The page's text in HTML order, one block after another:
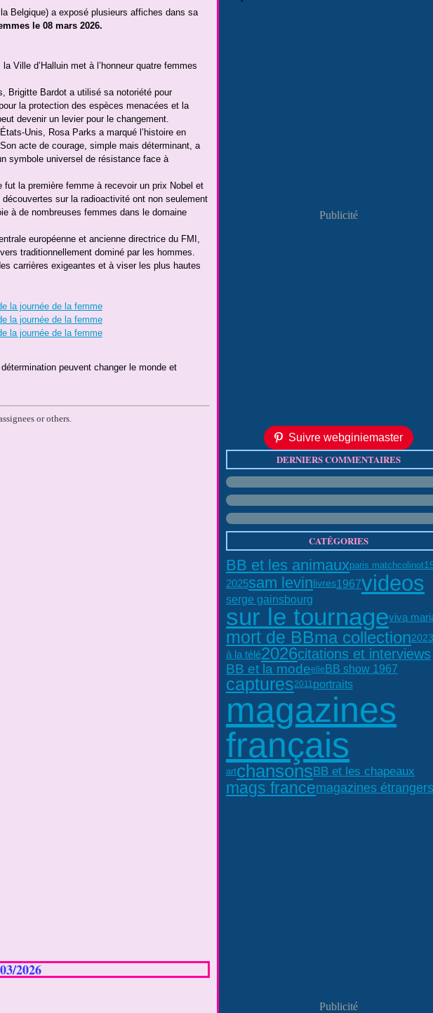
Belgique) a exposé plusieurs affiches dans sa
le 08 mars 2026.
Ville d’Halluin met à l’honneur quatre femmes
Brigitte Bardot a utilisé sa notoriété pour
la protection des espèces menacées et la
devenir un levier pour le changement.
Unis, Rosa Parks a marqué l’histoire en
acte de courage, simple mais déterminant, a
symbole universel de résistance face à
la première femme à recevoir un prix Nobel et
sur la radioactivité ont non seulement
à de nombreuses femmes dans le domaine
européenne et ancienne directrice du FMI,
traditionnellement dominé par les hommes.
carrières exigeantes et à viser les plus hautes
peuvent changer le monde et
or others.
2026
Publicité
Suivre webginiemaster
DERNIERS COMMENTAIRES
CATÉGORIES
BB et les animauxparis matchcolinot
2025sam levin livres1967videos
serge gainsbourg
sur le tournageviva
mort de BBma collection2023
à la télé2026citations et interviews
BB et la modeelle BB show 1967
captures2011portraits
magazines
français
artchansonsBB et les chapeaux
mags francemagazines étrangers
Publicité